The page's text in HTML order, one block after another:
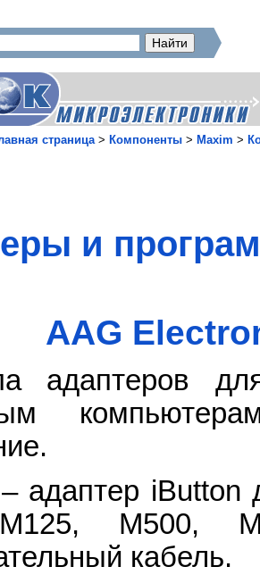
страница> Компоненты > Maxim >
и
AAG
адаптеров
адаптер
M500,
кабель.